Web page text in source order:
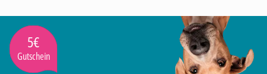
5€
Gutschein